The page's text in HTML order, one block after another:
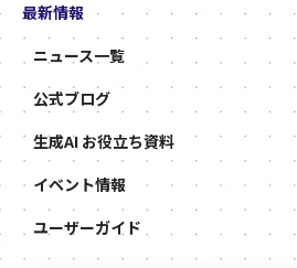
最新情報
ニュース一覧
公式ブログ
生成AI お役立ち資料
イベント情報
ユーザーガイド